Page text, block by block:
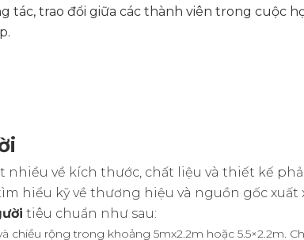
trao đổi giữa các thành viên trong cuộc
về kích thước, chất liệu và thiết kế
hiểu kỹ về thương hiệu và nguồn gốc xuất
tiêu chuẩn như sau:
rộng trong khoảng 5mx2.2m hoặc 5.5×2.2m.